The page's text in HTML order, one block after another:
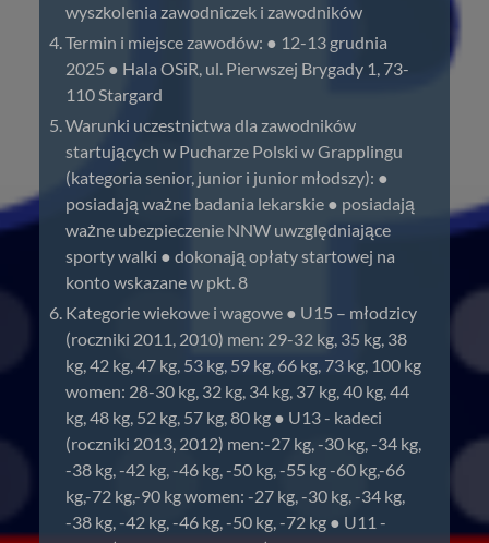
wyszkolenia zawodniczek i zawodników
Termin i miejsce zawodów: ● 12-13 grudnia
2025 ● Hala OSiR, ul. Pierwszej Brygady 1, 73-
110 Stargard
Warunki uczestnictwa dla zawodników
startujących w Pucharze Polski w Grapplingu
(kategoria senior, junior i junior młodszy): ●
posiadają ważne badania lekarskie ● posiadają
ważne ubezpieczenie NNW uwzględniające
sporty walki ● dokonają opłaty startowej na
konto wskazane w pkt. 8
Kategorie wiekowe i wagowe ● U15 – młodzicy
(roczniki 2011, 2010) men: 29-32 kg, 35 kg, 38
kg, 42 kg, 47 kg, 53 kg, 59 kg, 66 kg, 73 kg, 100 kg
women: 28-30 kg, 32 kg, 34 kg, 37 kg, 40 kg, 44
kg, 48 kg, 52 kg, 57 kg, 80 kg ● U13 - kadeci
(roczniki 2013, 2012) men:-27 kg, -30 kg, -34 kg,
-38 kg, -42 kg, -46 kg, -50 kg, -55 kg -60 kg,-66
kg,-72 kg,-90 kg women: -27 kg, -30 kg, -34 kg,
-38 kg, -42 kg, -46 kg, -50 kg, -72 kg ● U11 -